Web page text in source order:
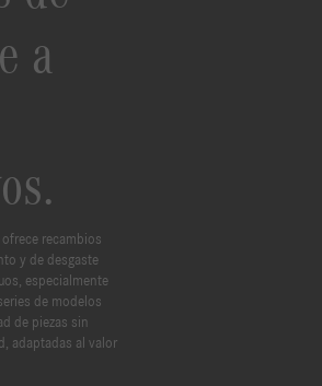
a
ofrece recambios
y de desgaste
especialmente
de modelos
de piezas sin
adaptadas al valor